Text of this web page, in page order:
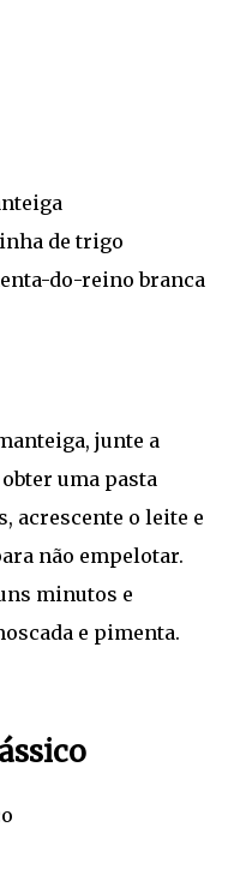
de trigo
do-reino branca
junte a
uma pasta
acrescente o leite e
não empelotar.
minutos e
e pimenta.